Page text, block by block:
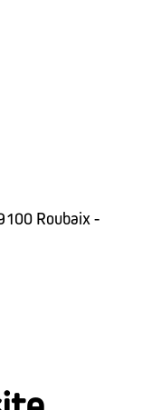
Roubaix -